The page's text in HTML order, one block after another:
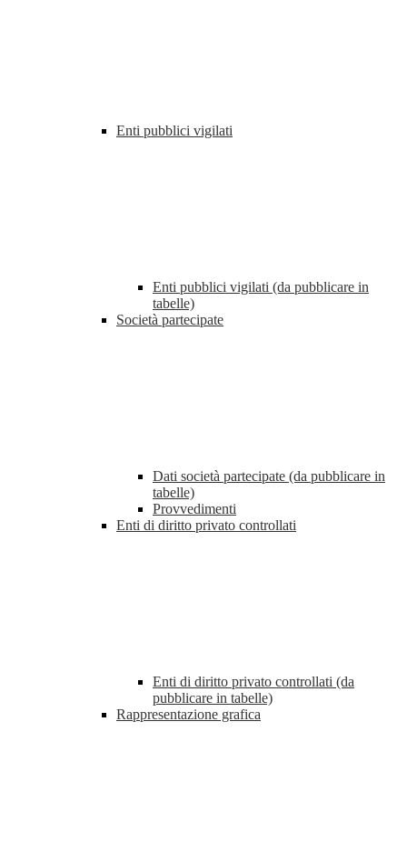
Enti pubblici vigilati
Enti pubblici vigilati (da pubblicare in
tabelle)
Società partecipate
Dati società partecipate (da pubblicare in
tabelle)
Provvedimenti
Enti di diritto privato controllati
Enti di diritto privato controllati (da
pubblicare in tabelle)
Rappresentazione grafica